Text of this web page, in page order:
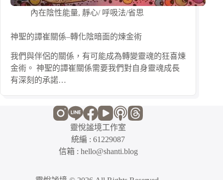
內在陰性能量, 靜心/ 呼吸法/省思
神聖的譚崔關係–轉化陰暗面的煉金術
我們與伴侶的關係，有可能成為轉變靈魂的狂喜煉
金術。 神聖的譚崔關係需要我們對自身靈魂成長
有深刻的承諾…
靈悅謐境工作室
統編 : 61229087
信箱 : hello@shanti.blog